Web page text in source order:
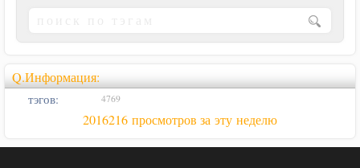
Q.Информация:
тэгов: 4769
2016216 просмотров за эту неделю